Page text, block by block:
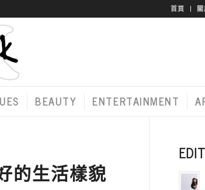
首頁
BEAUTY ENTERTAINMENT
的生活樣貌